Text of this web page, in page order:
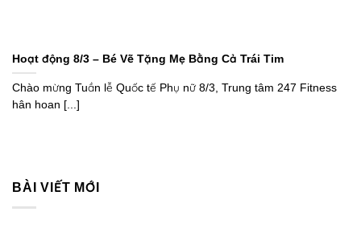
Hoạt động 8/3 – Bé Vẽ Tặng Mẹ Bằng Cả Trái Tim
Chào mừng Tuần lễ Quốc tế Phụ nữ 8/3, Trung tâm 247 Fitness
hân hoan [...]
BÀI VIẾT MỚI